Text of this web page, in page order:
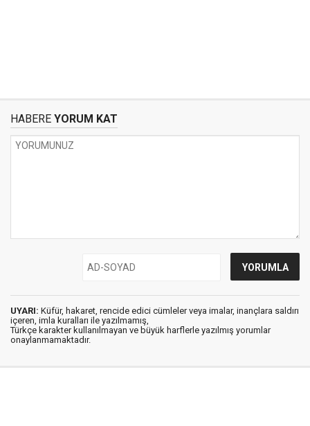
HABERE YORUM KAT
UYARI: Küfür, hakaret, rencide edici cümleler veya imalar, inançlara saldırı
içeren, imla kuralları ile yazılmamış,
Türkçe karakter kullanılmayan ve büyük harflerle yazılmış yorumlar
onaylanmamaktadır.